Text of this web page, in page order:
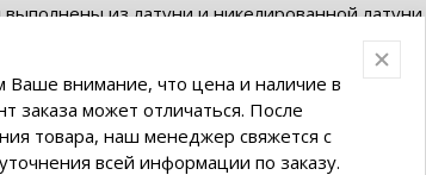
из латуни и никелированной латуни.
на изоляторе.
внимание, что цена и наличие в
заказа может отличаться. После
товара, наш менеджер свяжется с
всей информации по заказу.